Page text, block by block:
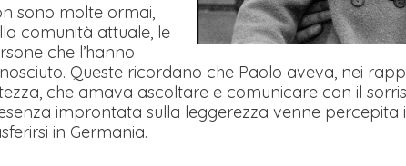
sono molte ormai,
comunità attuale, le
che l’hanno
Queste ricordano che Paolo aveva, nei
che amava ascoltare e comunicare con il
improntata sulla leggerezza venne percepita
in Germania.